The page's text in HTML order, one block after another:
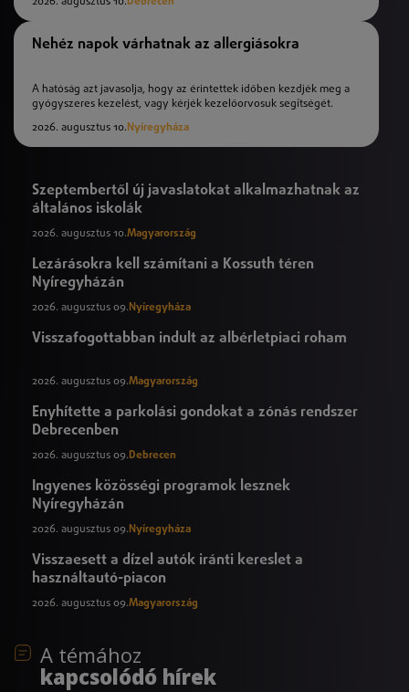
Nehéz napok várhatnak az allergiásokra
A hatóság azt javasolja, hogy az érintettek időben kezdjék meg a
gyógyszeres kezelést, vagy kérjék kezelőorvosuk segítségét.
2026. augusztus 10. Nyíregyháza
Szeptembertől új javaslatokat alkalmazhatnak az
általános iskolák
2026. augusztus 10.Magyarország
Lezárásokra kell számítani a Kossuth téren
Nyíregyházán
2026. augusztus 09. Nyíregyháza
Visszafogottabban indult az albérletpiaci roham
2026. augusztus 09.Magyarország
Enyhítette a parkolási gondokat a zónás rendszer
Debrecenben
2026. augusztus 09.Debrecen
Ingyenes közösségi programok lesznek
Nyíregyházán
2026. augusztus 09. Nyíregyháza
Visszaesett a dízel autók iránti kereslet a
használtautó-piacon
2026. augusztus 09.Magyarország
A témához
kapcsolódó hírek